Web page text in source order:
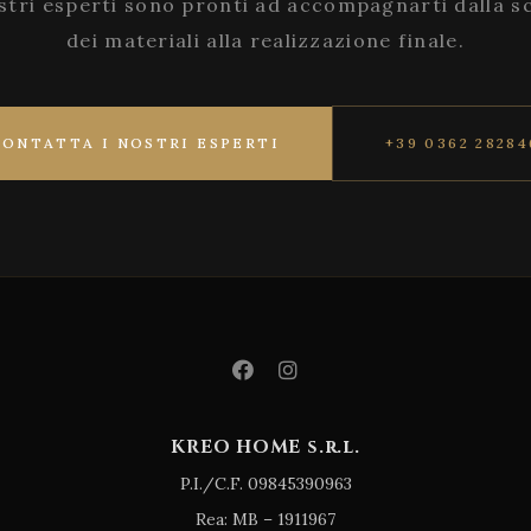
esperti sono pronti ad accompagnarti dalla
dei materiali alla realizzazione finale.
I NOSTRI ESPERTI +39 0362
KREO HOME s.r.l.
P.I./C.F. 09845390963
Rea: MB – 1911967